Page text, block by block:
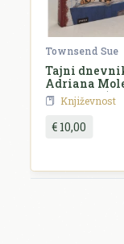
Komentar *
Townsend Sue
Tajni
Adriana
3/4 godina)
Književnost
€ 10,00